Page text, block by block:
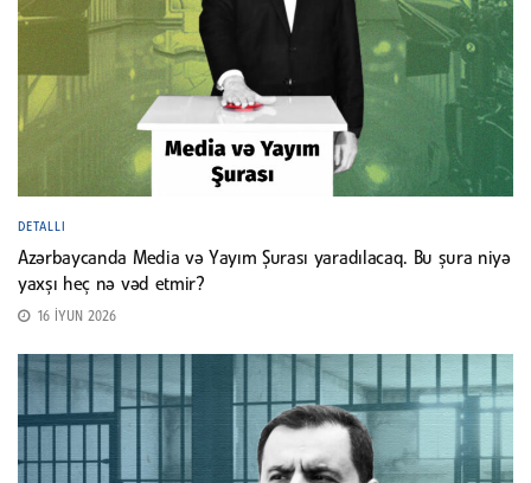
DETALLI
Azərbaycanda Media və Yayım Şurası yaradılacaq. Bu şura niyə
yaxşı heç nə vəd etmir?
16 İYUN 2026